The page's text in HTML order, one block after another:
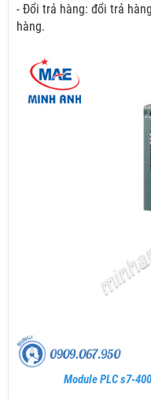
- Đổi trả hàng: đổi trả
hàng.
Module PLC s7-